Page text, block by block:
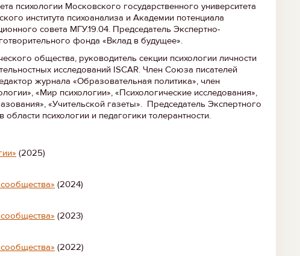
психологии Московского государственного университета
института психоанализа и Академии потенциала
совета МГУ.19.04. Председатель Экспертно-
фонда «Вклад в будущее».
общества, руководитель секции психологии личности
исследований ISCAR. Член Союза писателей
журнала «Образовательная политика», член
«Мир психологии», «Психологические исследования»,
«Учительской газеты». Председатель Экспертного
психологии и педагогики толерантности.
(2025)
(2024)
(2023)
(2022)